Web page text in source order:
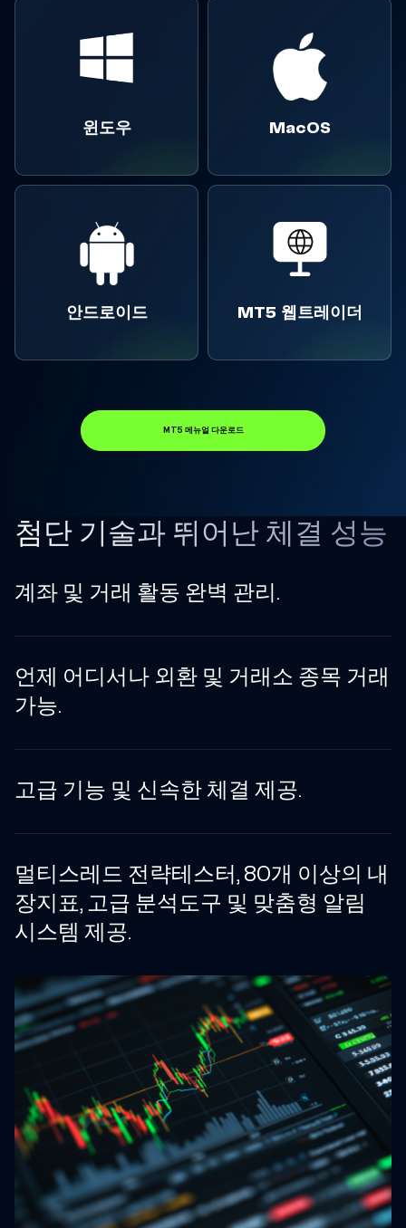
윈도우 MacOS
안드로이드 MT5 웹트레이더
MT5 메뉴얼 다운로드
첨단 기술과 뛰어난 체결 성능
계좌 및 거래 활동 완벽 관리.
언제 어디서나 외환 및 거래소 종목 거래
가능.
고급 기능 및 신속한 체결 제공.
멀티스레드 전략테스터, 80개 이상의 내
장지표, 고급 분석도구 및 맞춤형 알림
시스템 제공.